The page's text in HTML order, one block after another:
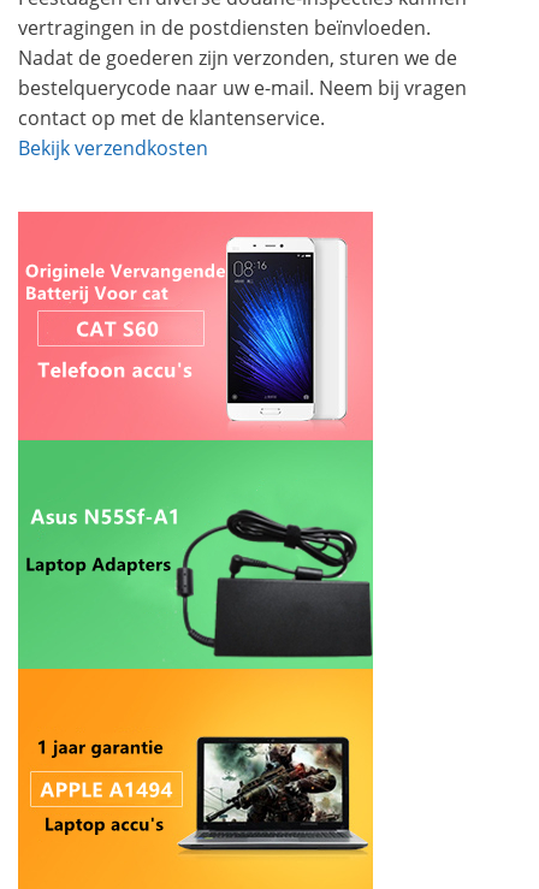
vertragingen in de postdiensten beïnvloeden.
Nadat de goederen zijn verzonden, sturen we de
bestelquerycode naar uw e-mail. Neem bij vragen
contact op met de klantenservice.
Bekijk verzendkosten